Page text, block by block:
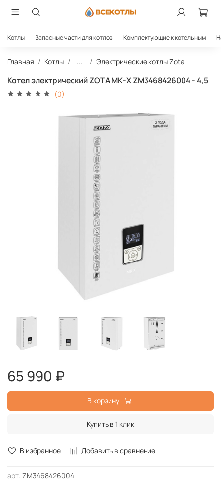
Котлы Запасные части для котлов Комплектующие к котельным
Главная Котлы ... Электрические котлы Zota
Котел электрический ZOTA MK-X ZM3468426004 - 4,5
(0)
В избранное Добавить в сравнение
арт. ZM3468426004
65 990 ₽
В корзину
Купить в 1 клик